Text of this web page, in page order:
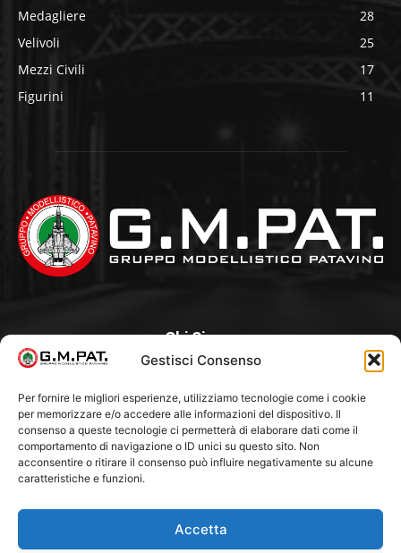
Gestisci Consenso
Per fornire le migliori esperienze, utilizziamo tecnologie come i cookie
per memorizzare e/o accedere alle informazioni del dispositivo. Il
consenso a queste tecnologie ci permetterà di elaborare dati come il
comportamento di navigazione o ID unici su questo sito. Non
acconsentire o ritirare il consenso può influire negativamente su alcune
caratteristiche e funzioni.
Accetta
Medagliere
28
Velivoli
25
Mezzi Civili
17
Figurini
11
Chi Siamo
con l’intento di creare a Padova un punto di aggregazione e
di riferimento per l’hobby del modellismo statico. Tra i Soci
“fondatori” ci sono Franco Callegari e Gianni Besenzon.
Seguici Su